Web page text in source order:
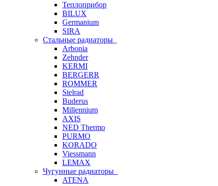
Теплоприбор
BILUX
Germanium
SIRA
Стальные радиаторы
Arbonia
Zehnder
KERMI
BERGERR
ROMMER
Stelrad
Buderus
Millennium
AXIS
NED Thermo
PURMO
KORADO
Viessmann
LEMAX
Чугунные радиаторы
ATENA